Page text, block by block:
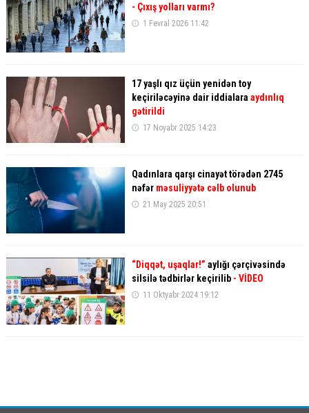
- Çıxış yolları varmı?
1 Fevral 2026 11:42
17 yaşlı qız üçün yenidən toy
keçiriləcəyinə dair iddialara aydınlıq
gətirildi
17 Noyabr 2025 14:23
Qadınlara qarşı cinayət törədən 2745
nəfər məsuliyyətə cəlb olunub
21 May 2025 20:51
“Diqqət, uşaqlar!” aylığı çərçivəsində
silsilə tədbirlər keçirilib - VİDEO
11 Oktyabr 2024 19:12